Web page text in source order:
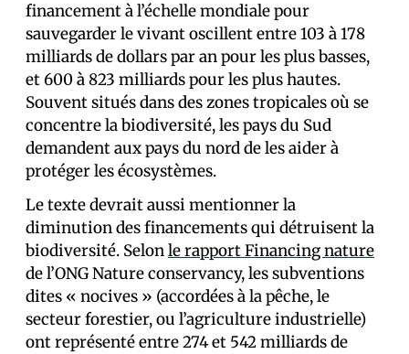
financement à l’échelle mondiale pour
sauvegarder le vivant oscillent entre 103 à 178
milliards de dollars par an pour les plus basses,
et 600 à 823 milliards pour les plus hautes.
Souvent situés dans des zones tropicales où se
concentre la biodiversité, les pays du Sud
demandent aux pays du nord de les aider à
protéger les écosystèmes.
Le texte devrait aussi mentionner la
diminution des financements qui détruisent la
biodiversité. Selonle rapport Financing nature
de l’ONG Nature conservancy, les subventions
dites « nocives » (accordées à la pêche, le
secteur forestier, ou l’agriculture industrielle)
ont représenté entre 274 et 542 milliards de